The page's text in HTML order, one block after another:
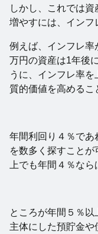
しかし、これでは
増やすには、インフ
例えば、インフレ
万円の資産は1年後
うに、インフレ率
質的価値を高めるこ
年間利回り４％であ
を数多く探すこと
上でも年間４％な
ところが年間５％
主体にした預貯金や